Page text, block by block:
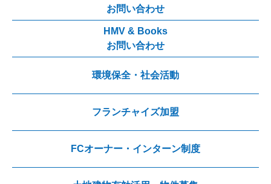
お問い合わせ
HMV & Books
お問い合わせ
環境保全・社会活動
フランチャイズ加盟
FCオーナー・インターン制度